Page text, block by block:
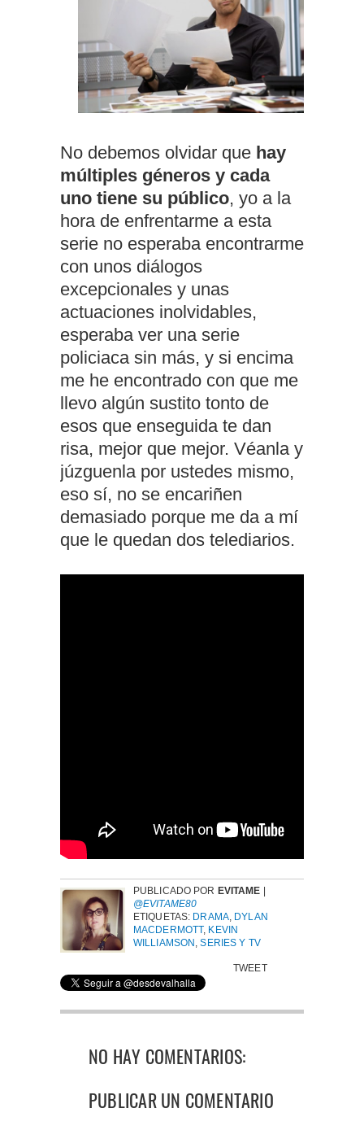
No debemos olvidar que hay
múltiples géneros y cada
uno tiene su público, yo a la
hora de enfrentarme a esta
serie no esperaba encontrarme
con unos diálogos
excepcionales y unas
actuaciones inolvidables,
esperaba ver una serie
policiaca sin más, y si encima
me he encontrado con que me
llevo algún sustito tonto de
esos que enseguida te dan
risa, mejor que mejor. Véanla y
júzguenla por ustedes mismo,
eso sí, no se encariñen
demasiado porque me da a mí
que le quedan dos telediarios.
PUBLICADO POR EVITAME
@EVITAME80
ETIQUETAS: DRAMA, DYLAN
MACDERMOTT, KEVIN
WILLIAMSON ,SERIES Y TV
TWEET
NO HAY COMENTARIOS:
PUBLICAR UN COMENTARIO